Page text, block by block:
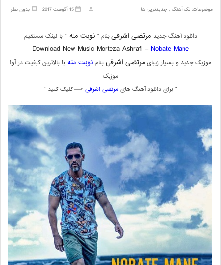
موضوعات:تک آهنگ ,جدیدترین ها بدون نظر 15 آگوست 2017
دانلود آهنگ جدید مرتضی اشرفیبنام “ نوبت منه” با لینک مستقیم
Download New Music Morteza Ashrafi – Nobate Mane
موزیک جدید و بسیار زیبایمرتضی اشرفیبنام نوبت منهبا بالاترین کیفیت در آوا
موزیک
” برای دانلود آهنگ هایمرتضی اشرفی <— کلیک کنید “